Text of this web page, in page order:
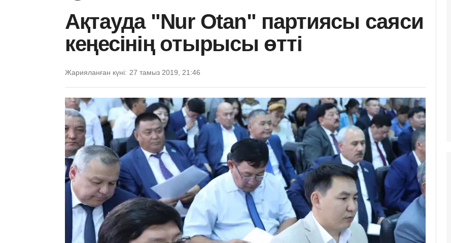
Ақтауда "Nur Otan" партиясы саяси
кеңесінің отырысы өтті
Жарияланған күні: 27 тамыз 2019, 21:46